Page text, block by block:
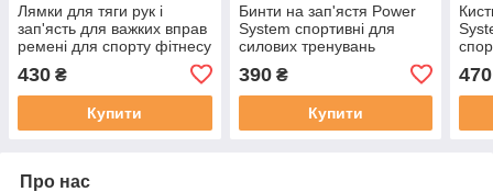
Лямки для тяги рук і
зап'ясть для важких вправ
ремені для спорту фітнесу
та кросфіту MadMax Camo
Power Wrist Straps
430 ₴
Купити
Бинти на зап'ястя Power
System спортивні для
силових тренувань
фітнесу кросфіту та важкої
атлетики
390₴
Купити
470
Про нас